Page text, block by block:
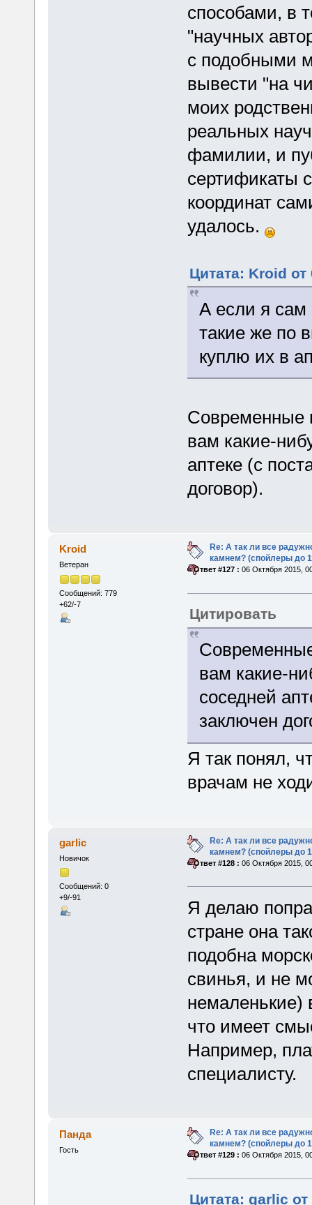
способами, в
"научных
с подобными
вывести "на
моих
реальных
фамилии, и
сертификаты
координат
удалось.
Цитата: Kroid от
А если я сам
такие же по
куплю их в
Современные
вам какие-
аптеке (с
договор).
Kroid
Ветеран
Сообщений: 779
+62/-7
Re: А так ли все
камнем? (спойлеры до
«Ответ #127 : 06 Октября 2015,
Цитировать
вам какие-
соседней
заключен
Я так понял,
врачам не
garlic
Новичок
Сообщений: 0
+9/-91
Re: А так ли все
камнем? (спойлеры до
«Ответ #128 : 06 Октября 2015,
Я делаю
стране она
подобна
свинья, и не
немаленькие)
что имеет
Например,
специалисту.
Панда
Гость
Re: А так ли все
камнем? (спойлеры до
«Ответ #129 : 06 Октября 2015,
Цитата: garlic